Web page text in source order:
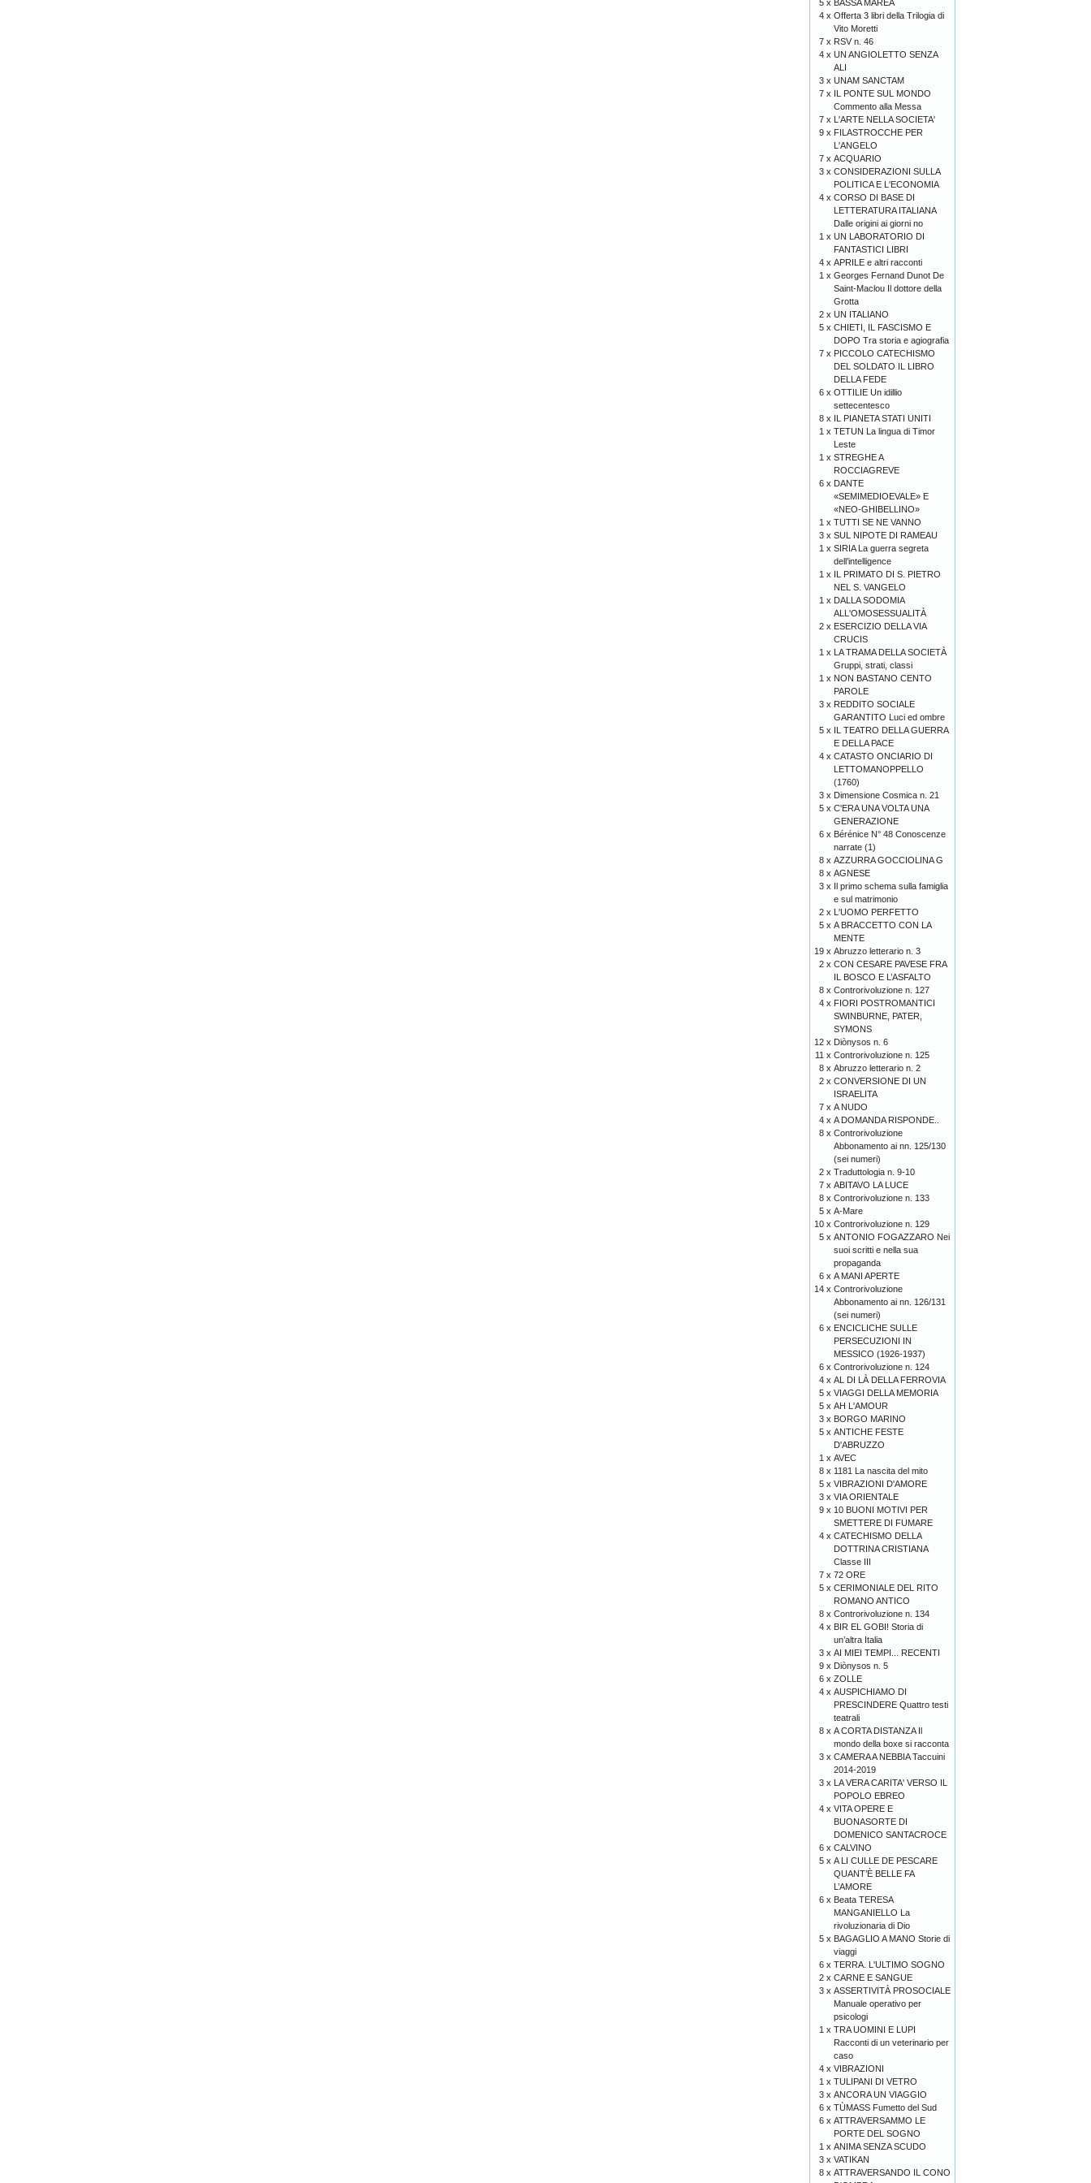
5 x BASSA MAREA
4 x Offerta 3 libri della Trilogia di
Vito Moretti
7 x RSV n. 46
4 x UN ANGIOLETTO SENZA
ALI
3 x UNAM SANCTAM
7 x IL PONTE SUL MONDO
Commento alla Messa
7 x L'ARTE NELLA SOCIETA'
9 x FILASTROCCHE PER
L'ANGELO
7 x ACQUARIO
3 x CONSIDERAZIONI SULLA
POLITICA E L'ECONOMIA
4 x CORSO DI BASE DI
LETTERATURA ITALIANA
Dalle origini ai giorni no
1 x UN LABORATORIO DI
FANTASTICI LIBRI
4 x APRILE e altri racconti
1 x Georges Fernand Dunot De
Saint-Maclou Il dottore della
Grotta
2 x UN ITALIANO
5 x CHIETI, IL FASCISMO E
DOPO Tra storia e agiografia
7 x PICCOLO CATECHISMO
DEL SOLDATO IL LIBRO
DELLA FEDE
6 x OTTILIE Un idillio
settecentesco
8 x IL PIANETA STATI UNITI
1 x TETUN La lingua di Timor
Leste
1 x STREGHE A
ROCCIAGREVE
6 x DANTE
«SEMIMEDIOEVALE» E
«NEO-GHIBELLINO»
1 x TUTTI SE NE VANNO
3 x SUL NIPOTE DI RAMEAU
1 x SIRIA La guerra segreta
dell’intelligence
1 x IL PRIMATO DI S. PIETRO
NEL S. VANGELO
1 x DALLA SODOMIA
ALL'OMOSESSUALITÀ
2 x ESERCIZIO DELLA VIA
CRUCIS
1 x LA TRAMA DELLA SOCIETÀ
Gruppi, strati, classi
1 x NON BASTANO CENTO
PAROLE
3 x REDDITO SOCIALE
GARANTITO Luci ed ombre
5 x IL TEATRO DELLA GUERRA
E DELLA PACE
4 x CATASTO ONCIARIO DI
LETTOMANOPPELLO
(1760)
3 x Dimensione Cosmica n. 21
5 x C'ERA UNA VOLTA UNA
GENERAZIONE
6 x Bérénice N° 48 Conoscenze
narrate (1)
8 x AZZURRA GOCCIOLINA G
8 x AGNESE
3 x Il primo schema sulla famiglia
e sul matrimonio
2 x L'UOMO PERFETTO
5 x A BRACCETTO CON LA
MENTE
19 x Abruzzo letterario n. 3
2 x CON CESARE PAVESE FRA
IL BOSCO E L’ASFALTO
8 x Controrivoluzione n. 127
4 x FIORI POSTROMANTICI
SWINBURNE, PATER,
SYMONS
12 x Diònysos n. 6
11 x Controrivoluzione n. 125
8 x Abruzzo letterario n. 2
2 x CONVERSIONE DI UN
ISRAELITA
7 x A NUDO
4 x A DOMANDA RISPONDE..
8 x Controrivoluzione
Abbonamento ai nn. 125/130
(sei numeri)
2 x Traduttologia n. 9-10
7 x ABITAVO LA LUCE
8 x Controrivoluzione n. 133
5 x A-Mare
10 x Controrivoluzione n. 129
5 x ANTONIO FOGAZZARO Nei
suoi scritti e nella sua
propaganda
6 x A MANI APERTE
14 x Controrivoluzione
Abbonamento ai nn. 126/131
(sei numeri)
6 x ENCICLICHE SULLE
PERSECUZIONI IN
MESSICO (1926-1937)
6 x Controrivoluzione n. 124
4 x AL DI LÀ DELLA FERROVIA
5 x VIAGGI DELLA MEMORIA
5 x AH L'AMOUR
3 x BORGO MARINO
5 x ANTICHE FESTE
D'ABRUZZO
1 x AVEC
8 x 1181 La nascita del mito
5 x VIBRAZIONI D'AMORE
3 x VIA ORIENTALE
9 x 10 BUONI MOTIVI PER
SMETTERE DI FUMARE
4 x CATECHISMO DELLA
DOTTRINA CRISTIANA
Classe III
7 x 72 ORE
5 x CERIMONIALE DEL RITO
ROMANO ANTICO
8 x Controrivoluzione n. 134
4 x BIR EL GOBI! Storia di
un’altra Italia
3 x AI MIEI TEMPI... RECENTI
9 x Diònysos n. 5
6 x ZOLLE
4 x AUSPICHIAMO DI
PRESCINDERE Quattro testi
teatrali
8 x A CORTA DISTANZA Il
mondo della boxe si racconta
3 x CAMERA A NEBBIA Taccuini
2014-2019
3 x LA VERA CARITA' VERSO IL
POPOLO EBREO
4 x VITA OPERE E
BUONASORTE DI
DOMENICO SANTACROCE
6 x CALVINO
5 x A LI CULLE DE PESCARE
QUANT’È BELLE FA
L’AMORE
6 x Beata TERESA
MANGANIELLO La
rivoluzionaria di Dio
5 x BAGAGLIO A MANO Storie di
viaggi
6 x TERRA. L'ULTIMO SOGNO
2 x CARNE E SANGUE
3 x ASSERTIVITÀ PROSOCIALE
Manuale operativo per
psicologi
1 x TRA UOMINI E LUPI
Racconti di un veterinario per
caso
4 x VIBRAZIONI
1 x TULIPANI DI VETRO
3 x ANCORA UN VIAGGIO
6 x TÙMASS Fumetto del Sud
6 x ATTRAVERSAMMO LE
PORTE DEL SOGNO
1 x ANIMA SENZA SCUDO
3 x VATIKAN
8 x ATTRAVERSANDO IL CONO